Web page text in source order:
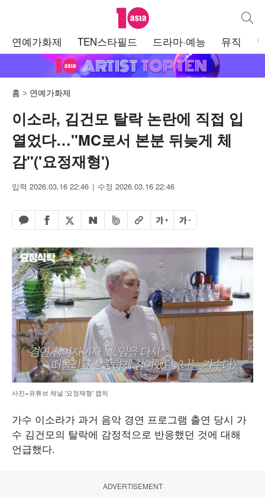
텐아시아 통합
연예가화제 TEN스타필드 드라마·예능 뮤직
홈 연예가화제
이소라, 김건모 탈락 논란에 직접 입
열었다…"MC로서 본분 뒤늦게 체
감"('요정재형')
입력 2026.03.16 22:46 수정 2026.03.16 22:46
카카오톡 공유하기
페이스북 공유하기
엑스 공유하기
네이버 공유하기
밴드 공유하기
URL복사글자 크게글자 작게
사진=유튜브 채널 '요정재형' 캡처
가수 이소라가 과거 음악 경연 프로그램 출연 당시 가
수 김건모의 탈락에 감정적으로 반응했던 것에 대해
언급했다.
ADVERTISEMENT